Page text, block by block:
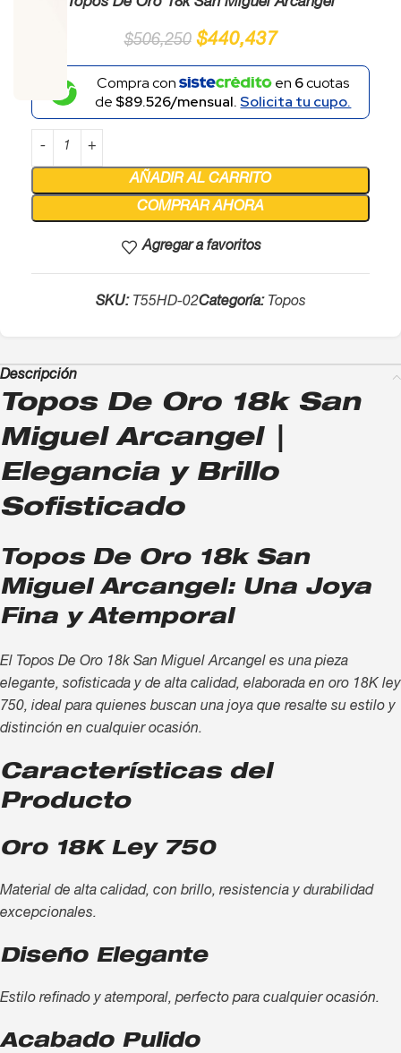
Topos De Oro 18k San Miguel Arcángel
$506,250 $440,437
Compra con en 6cuotas
de $89.526/mensual.Solicita tu cupo.
AÑADIR AL CARRITO
COMPRAR AHORA
Agregar a favoritos
SKU: T55HD-02Categoría: Topos
Descripción
Topos De Oro 18k San
Miguel Arcangel |
Elegancia y Brillo
Sofisticado
Topos De Oro 18k San
Miguel Arcangel: Una Joya
Fina y Atemporal
El Topos De Oro 18k San Miguel Arcangel es una pieza
elegante, sofisticada y de alta calidad, elaborada en oro 18K ley
750, ideal para quienes buscan una joya que resalte su estilo y
distinción en cualquier ocasión.
Características del
Producto
Oro 18K Ley 750
Material de alta calidad, con brillo, resistencia y durabilidad
excepcionales.
Diseño Elegante
Estilo refinado y atemporal, perfecto para cualquier ocasión.
Acabado Pulido